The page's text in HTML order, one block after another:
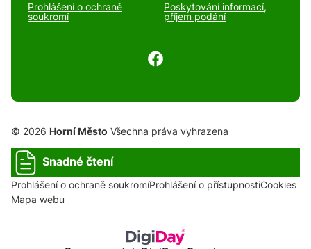
Prohlášení o ochraně
soukromí
Poskytování informací,
příjem podání
© 2026 Horní Město Všechna práva vyhrazena
Snadné čtení
Prohlášení o ochraně soukromíProhlášení o přístupnostiCookies
Mapa webu